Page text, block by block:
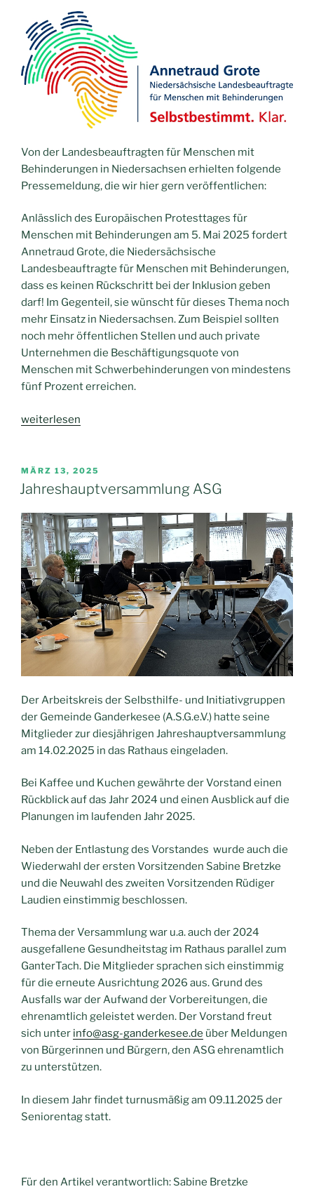
Patienten“
Von der Landesbeauftragten für Menschen mit
Behinderungen in Niedersachsen erhielten folgende
Pressemeldung, die wir hier gern veröffentlichen:
Anlässlich des Europäischen Protesttages für
Menschen mit Behinderungen am 5. Mai 2025 fordert
Annetraud Grote, die Niedersächsische
Landesbeauftragte für Menschen mit Behinderungen,
dass es keinen Rückschritt bei der Inklusion geben
darf! Im Gegenteil, sie wünscht für dieses Thema noch
mehr Einsatz in Niedersachsen. Zum Beispiel sollten
noch mehr öffentlichen Stellen und auch private
Unternehmen die Beschäftigungsquote von
Menschen mit Schwerbehinderungen von mindestens
fünf Prozent erreichen.
„Fortschritt
gefordert
–
bei
niedersächsischen
Unternehmen
beibehalten
und
ausbauen!“
weiterlesen
VERÖFFENTLICHT
AM
MÄRZ 13, 2025
Jahreshauptversammlung ASG
Der Arbeitskreis der Selbsthilfe- und Initiativgruppen
der Gemeinde Ganderkesee (A.S.G.e.V.) hatte seine
Mitglieder zur diesjährigen Jahreshauptversammlung
am 14.02.2025 in das Rathaus eingeladen.
Bei Kaffee und Kuchen gewährte der Vorstand einen
Rückblick auf das Jahr 2024 und einen Ausblick auf die
Planungen im laufenden Jahr 2025.
Neben der Entlastung des Vorstandes wurde auch die
Wiederwahl der ersten Vorsitzenden Sabine Bretzke
und die Neuwahl des zweiten Vorsitzenden Rüdiger
Laudien einstimmig beschlossen.
Thema der Versammlung war u.a. auch der 2024
ausgefallene Gesundheitstag im Rathaus parallel zum
GanterTach. Die Mitglieder sprachen sich einstimmig
für die erneute Ausrichtung 2026 aus. Grund des
Ausfalls war der Aufwand der Vorbereitungen, die
ehrenamtlich geleistet werden. Der Vorstand freut
sich unter info@asg-ganderkesee.de über Meldungen
von Bürgerinnen und Bürgern, den ASG ehrenamtlich
zu unterstützen.
In diesem Jahr findet turnusmäßig am 09.11.2025 der
Seniorentag statt.
Für den Artikel verantwortlich: Sabine Bretzke